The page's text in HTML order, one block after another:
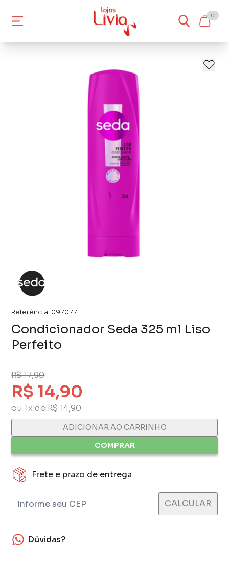
0
- 17%
Referência: 097077
Condicionador Seda 325 ml Liso
Perfeito
R$ 17,90
R$ 14,90
ou 1x de R$ 14,90
ADICIONAR AO CARRINHO
COMPRAR
Frete e prazo de entrega
Dúvidas?